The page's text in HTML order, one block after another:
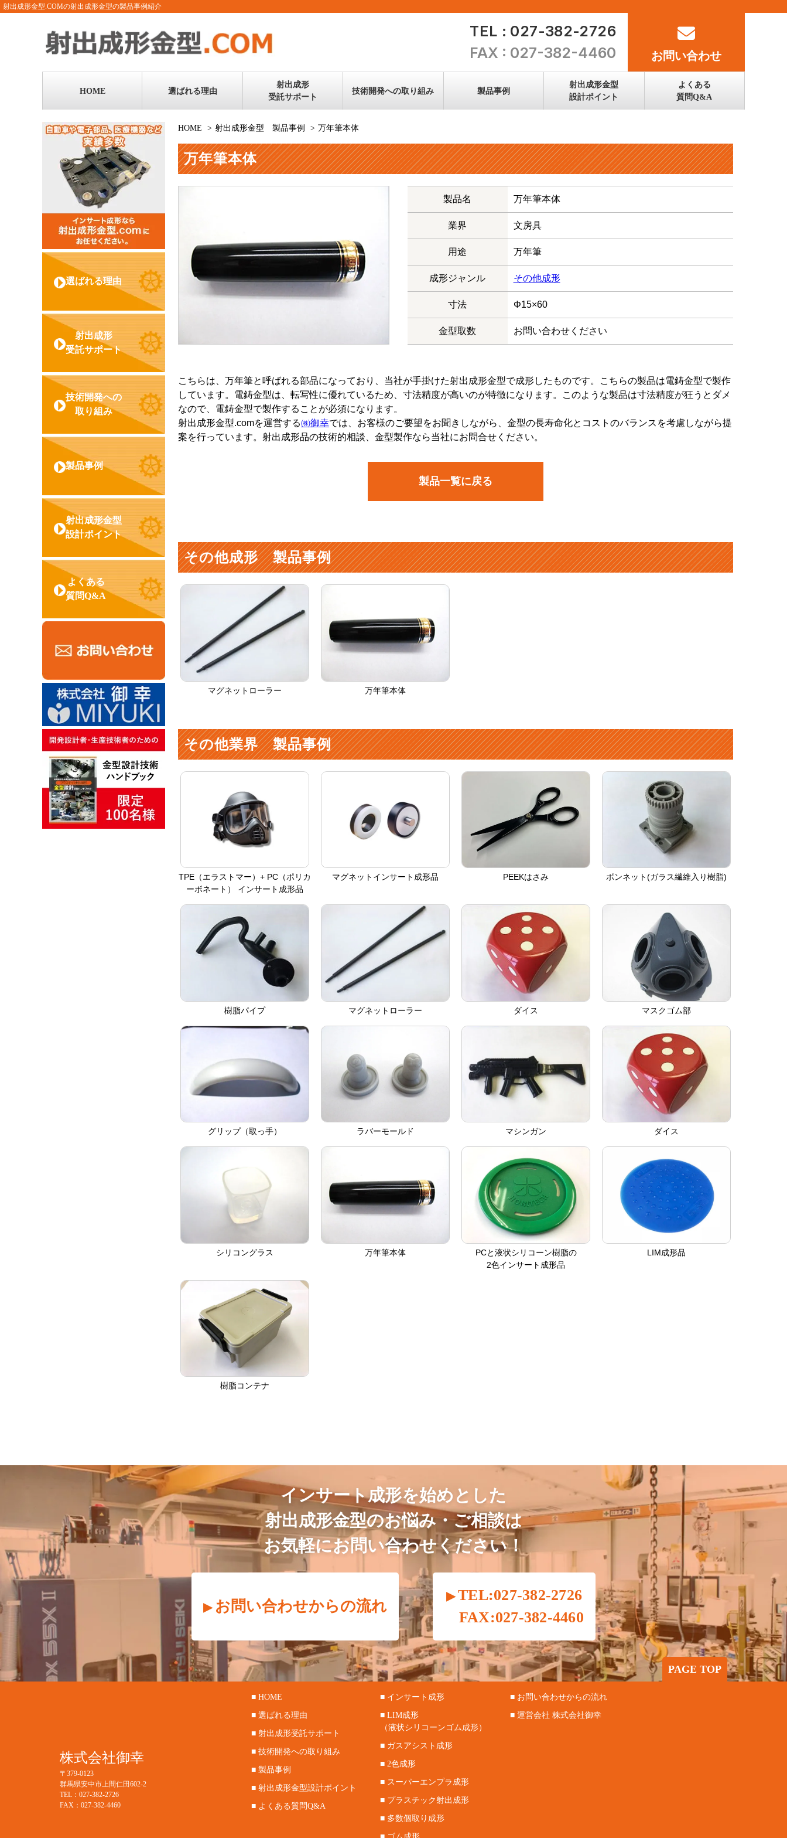
射出成形金型.COMの射出成形金型の製品事例紹介
TEL : 027-382-2726
FAX : 027-382-4460
お問い合わせ
HOME 選ばれる理由
射出成形
受託サポート
技術開発への取り組み
新素材への
金型技術
すべて見る
製品事例
射出成形金型
設計ポイント
よくある
質問Q&A
選ばれる理由
射出成形
受託サポート
技術開発への
取り組み
製品事例
射出成形金型
設計ポイント
よくある
質問Q&A
HOME 射出成形金型 製品事例 万年筆本体
万年筆本体
製品名 万年筆本体
業界 文房具
用途 万年筆
成形ジャンル その他成形
寸法 Φ15×60
金型取数 お問い合わせください
こちらは、万年筆と呼ばれる部品になっており、当社が手掛けた射出成形金型で成形したものです。こちらの製品は電鋳金型で製作
しています。電鋳金型は、転写性に優れているため、寸法精度が高いのが特徴になります。このような製品は寸法精度が狂うとダメ
なので、電鋳金型で製作することが必須になります。
射出成形金型.comを運営する㈱御幸では、お客様のご要望をお聞きしながら、金型の長寿命化とコストのバランスを考慮しながら提
案を行っています。射出成形品の技術的相談、金型製作なら当社にお問合せください。
製品一覧に戻る
その他成形 製品事例
マグネットローラー 万年筆本体
その他業界 製品事例
TPE（エラストマー）+ PC（ポリカ
ーボネート） インサート成形品
マグネットインサート成形品 PEEKはさみ ボンネット(ガラス繊維入り樹脂)
樹脂パイプ マグネットローラー ダイス マスクゴム部
グリップ（取っ手） ラバーモールド マシンガン ダイス
シリコングラス 万年筆本体
PCと液状シリコーン樹脂の
2色インサート成形品
LIM成形品
樹脂コンテナ
インサート成形を始めとした
射出成形金型のお悩み・ご相談は
お気軽にお問い合わせください！
お問い合わせからの流れ
TEL:027-382-2726
FAX:027-382-4460
PAGE TOP
株式会社御幸
〒379-0123
群馬県安中市上間仁田602-2
TEL：027-382-2726
FAX：027-382-4460
■ HOME
■ 選ばれる理由
■ 射出成形受託サポート
■ 技術開発への取り組み
■ 製品事例
■ 射出成形金型設計ポイント
■ よくある質問Q&A
■ インサート成形
■ LIM成形
（液状シリコーンゴム成形）
■ ガスアシスト成形
■ 2色成形
■ スーパーエンプラ成形
■ プラスチック射出成形
■ 多数個取り成形
■ お問い合わせからの流れ
■ 運営会社 株式会社御幸